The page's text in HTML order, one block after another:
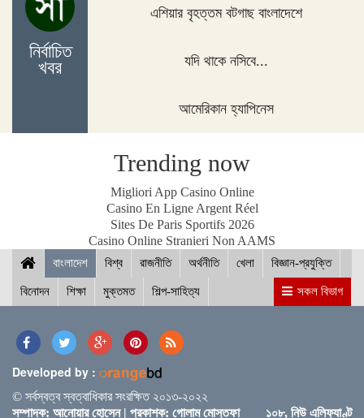
হালুয়াঘাটে মোটরসাইকেল ইজিবাইক সংঘর্ষে নিহত ১
ব্রাহ্মণবাড়িয়া ছাত্রদলের দুপক্ষের ধাওয়া পাল্টা ধাওয়া
নিদারুণ গ্রীষ্মের কী দারুণ সৌন্দর্য!
নির্বাচিত
খবর
এশিয়ার বৃহত্তম বটগাছ বাংলাদেশে
যদি থাকে নসিবে...
আমেরিকান হ্যাপিনেস
Trending now
Migliori App Casino Online
Casino En Ligne Argent Réel
Sites De Paris Sportifs 2026
Casino Online Stranieri Non AAMS
বাংলাদেশ বিশ্ব রাজনীতি অর্থনীতি খেলা বিজ্ঞান-প্রযুক্তি
বিনোদন শিক্ষা মুক্তমত শিল্প-সাহিত্য সকল বিভাগ
Developed by :
© সর্বস্বত্ব স্বত্বাধিকার সংরক্ষিত ২০১৩-২০২২
সম্পাদক: আনোয়ার হোসেন | প্রকাশক: গোলাম মোস্তফা ১০৮, নিউ এলিফ্যাণ্ট